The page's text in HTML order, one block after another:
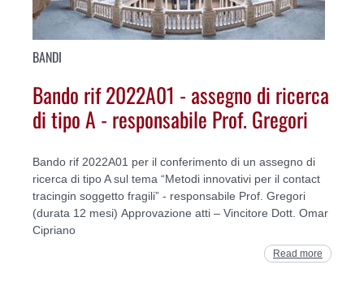
BANDI
Bando rif 2022A01 - assegno di ricerca
di tipo A - responsabile Prof. Gregori
Bando rif 2022A01 per il conferimento di un assegno di
ricerca di tipo A sul tema “Metodi innovativi per il contact
tracingin soggetto fragili” - responsabile Prof. Gregori
(durata 12 mesi) Approvazione atti – Vincitore Dott. Omar
Cipriano
Read more